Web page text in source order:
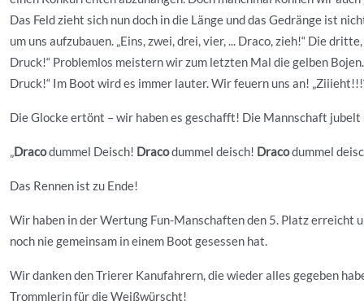
Das Feld zieht sich nun doch in die Länge und das Gedränge ist
um uns aufzubauen. „Eins, zwei, drei, vier, ... Draco, zieh!“ Die
Druck!“ Problemlos meistern wir zum letzten Mal die gelben
Druck!“ Im Boot wird es immer lauter. Wir feuern uns an!
Die Glocke ertönt – wir haben es geschafft! Die Mannschaft
„Dracodummel Deisch! Dracodummel deisch! Dracodummel
Das Rennen ist zu Ende!
Wir haben in der Wertung Fun-Manschaften den 5. Platz erreicht
noch nie gemeinsam in einem Boot gesessen hat.
Wir danken den Trierer Kanufahrern, die wieder alles gegeben
Trommlerin für die Weißwürscht!